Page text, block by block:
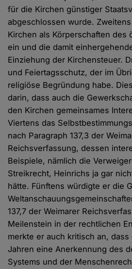
für die Kirchen günstiger
abgeschlossen wurde.
Kirchen als Körperschaften des
ein und die damit
Einziehung der Kirchensteuer.
und Feiertagsschutz, der im
religiöse Begründung habe.
darin, dass auch die
den Kirchen gemeinsames
Viertens das
nach Paragraph 137,3 der
Reichsverfassung, dessen
Beispiele, nämlich die
Streikrecht, Heinrichs ja gar
hätte. Fünftens würdigte er die
137,7 der Weimarer
Meilenstein in der rechtlichen
merkte er auch kritisch an,
Jahren eine Anerkennung des
Systems und der